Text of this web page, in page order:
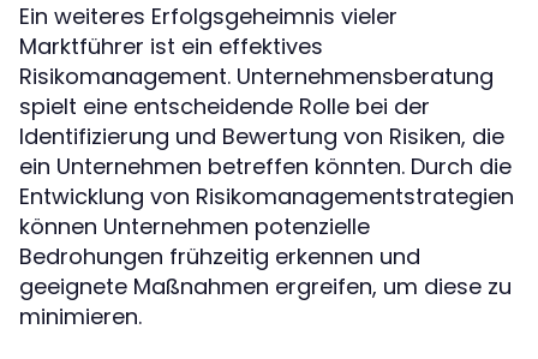
Ein weiteres Erfolgsgeheimnis vieler
Marktführer ist ein effektives
Risikomanagement. Unternehmensberatung
spielt eine entscheidende Rolle bei der
Identifizierung und Bewertung von Risiken, die
ein Unternehmen betreffen könnten. Durch die
Entwicklung von Risikomanagementstrategien
können Unternehmen potenzielle
Bedrohungen frühzeitig erkennen und
geeignete Maßnahmen ergreifen, um diese zu
minimieren.